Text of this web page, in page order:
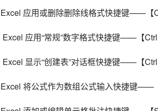
Excel 应用或删除删除线格式快捷键——【
Excel 应用“常规”数字格式快捷键——【
Excel 显示“创建表”对话框快捷键——【
Excel 将公式作为数组公式输入快捷键——